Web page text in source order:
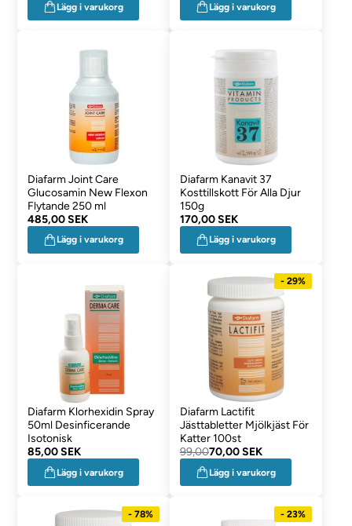
Lägg i varukorg Lägg i varukorg
Diafarm Joint Care
Glucosamin New Flexon
Flytande 250 ml
485,00 SEK
Lägg i varukorg
Diafarm Kanavit 37
Kosttillskott För Alla Djur
150g
170,00 SEK
Lägg i varukorg
Diafarm Klorhexidin Spray
50ml Desinficerande
Isotonisk
85,00 SEK
Lägg i varukorg
- 29%
Diafarm Lactifit
Jästtabletter Mjölkjäst För
Katter 100st
99,0070,00 SEK
Lägg i varukorg
- 78% - 23%